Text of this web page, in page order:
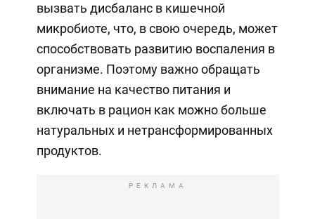
вызвать дисбаланс в кишечной
микробиоте, что, в свою очередь, может
способствовать развитию воспаления в
организме. Поэтому важно обращать
внимание на качество питания и
включать в рацион как можно больше
натуральных и нетрансформированных
продуктов.
РЕКЛАМА